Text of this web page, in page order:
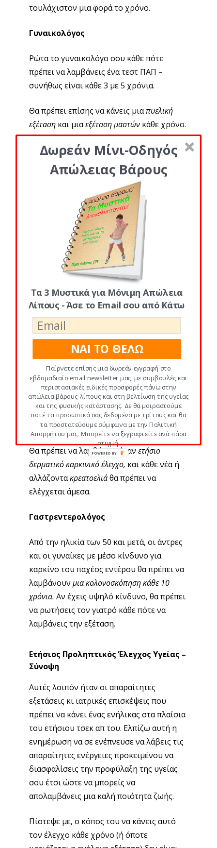
τουλάχιστον μια φορά το χρόνο.
Γυναικολόγος
Ρώτα το γυναικολόγο σου κάθε πότε
πρέπει να λαμβάνεις ένα τεστ ΠΑΠ –
συνήθως είναι κάθε 3 με 5 χρόνια.
Θα πρέπει επίσης να κάνεις μιαπυελική
εξέταση και μιαεξέταση μαστών κάθε χρόνο.
Μαστογραφία
Οι γυναίκες θα πρέπει να λαμβάνουν μια
– από έναν ακτινολόγο
ή ένα εξειδικευμένο στη μαστογραφία
διαγνωστικό κέντρο – ανάμεσα στα 35 με
40 έτη, και να την επαναλαμβάνουν κάθε
χρόνο μετά τα 40.
Αν έχεις υψηλό κίνδυνο, ο γιατρός σου
μπορεί να σου προτείνει και μια
τομογραφία (MRI).Αν έχεις πυκνά στήθη,
μπορεί να προτείνει έναυπερηχογράφημα
μαζί με τη μαστογραφία.
Οφθαλμολόγος
Μια φορά κάθε δυο χρόνια, θα πρέπει να
ελέγχεις την υγεία των ματιών και την
όρασή σου.
Δερματολόγος
Θα πρέπει να λαμβάνεις έναν ετήσιο
δερματικό καρκινικό έλεγχο, και κάθε νέα ή
αλλάζοντακρεατοελιάθα πρέπει να
ελέγχεται άμεσα.
Γαστρεντερολόγος
Από την ηλικία των 50 και μετά, οι άντρες
και οι γυναίκες με μέσο κίνδυνο για
καρκίνο του παχέος εντέρου θα πρέπει να
λαμβάνουν μια κολονοσκόπηση κάθε 10
χρόνια. Αν έχεις υψηλό κίνδυνο, θα πρέπει
να ρωτήσεις τον γιατρό κάθε πότε να
λαμβάνεις την εξέταση.
Ετήσιος Προληπτικός Έλεγχος Υγείας –
Σύνοψη
Αυτές λοιπόν ήταν οι απαραίτητες
εξετάσεις κι ιατρικές επισκέψεις που
πρέπει να κάνει ένας ενήλικας στα πλαίσια
του ετήσιου τσεκ απ του. Ελπίζω αυτή η
ενημέρωση να σε ενέπνευσε να λάβεις τις
απαραίτητες ενέργειες προκειμένου να
διασφαλίσεις την προφύλαξη της υγείας
σου έτσι ώστε να μπορείς να
απολαμβάνεις μια καλή ποιότητα ζωής.
Πίστεψε με, ο κόπος του να κάνεις αυτό
τον έλεγχο κάθε χρόνο (ή όποτε
Δωρεάν Μίνι-Οδηγός
Απώλειας Βάρους
Τα 3 Μυστικά για Μόνιμη Απώλεια
Λίπους - Άσε το Email σου από Κάτω
ΝΑΙ ΤΟ ΘΕΛΩ
Παίρνετε επίσης μια δωρεάν εγγραφή στο
εβδομαδιαίο email newsletter μας, με συμβουλές και
περιστασιακές ειδικές προσφορές πάνω στην
απώλεια βάρους-λίπους και στη βελτίωση της υγείας
και της φυσικής κατάστασης. Δε θα μοιραστούμε
ποτέ τα προσωπικά σας δεδομένα με τρίτους και θα
τα προστατεύουμε σύμφωνα με την Πολιτική
Απορρήτου μας. Μπορείτε να ξεγραφτείτε ανά πάσα
στιγμή.
POWERED BY